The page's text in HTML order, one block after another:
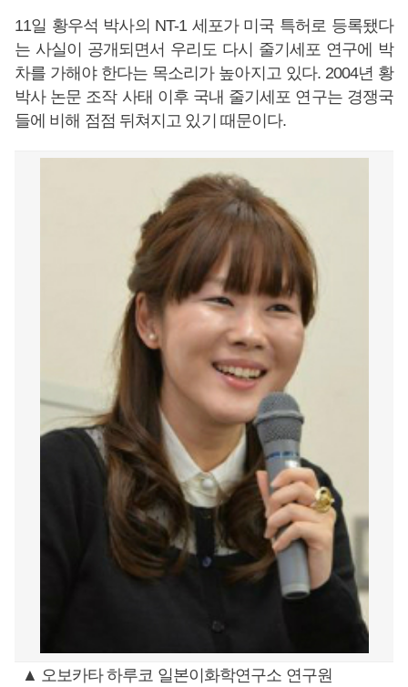
11일 황우석 박사의 NT-1 세포가 미국 특허로 등록됐다
는 사실이 공개되면서 우리도 다시 줄기세포 연구에 박
차를 가해야 한다는 목소리가 높아지고 있다. 2004년 황
박사 논문 조작 사태 이후 국내 줄기세포 연구는 경쟁국
들에 비해 점점 뒤쳐지고 있기 때문이다.
▲ 오보카타 하루코 일본이화학연구소 연구원